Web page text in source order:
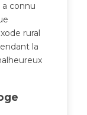
a connu
rural
la